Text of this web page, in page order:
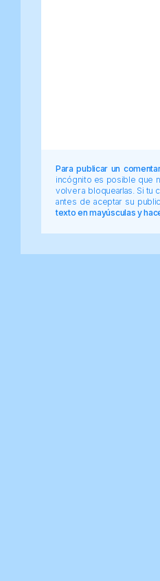
Para publicar un
incógnito es posible que
volver a bloquearlas. Si tu
antes de aceptar su
texto en mayúsculas y